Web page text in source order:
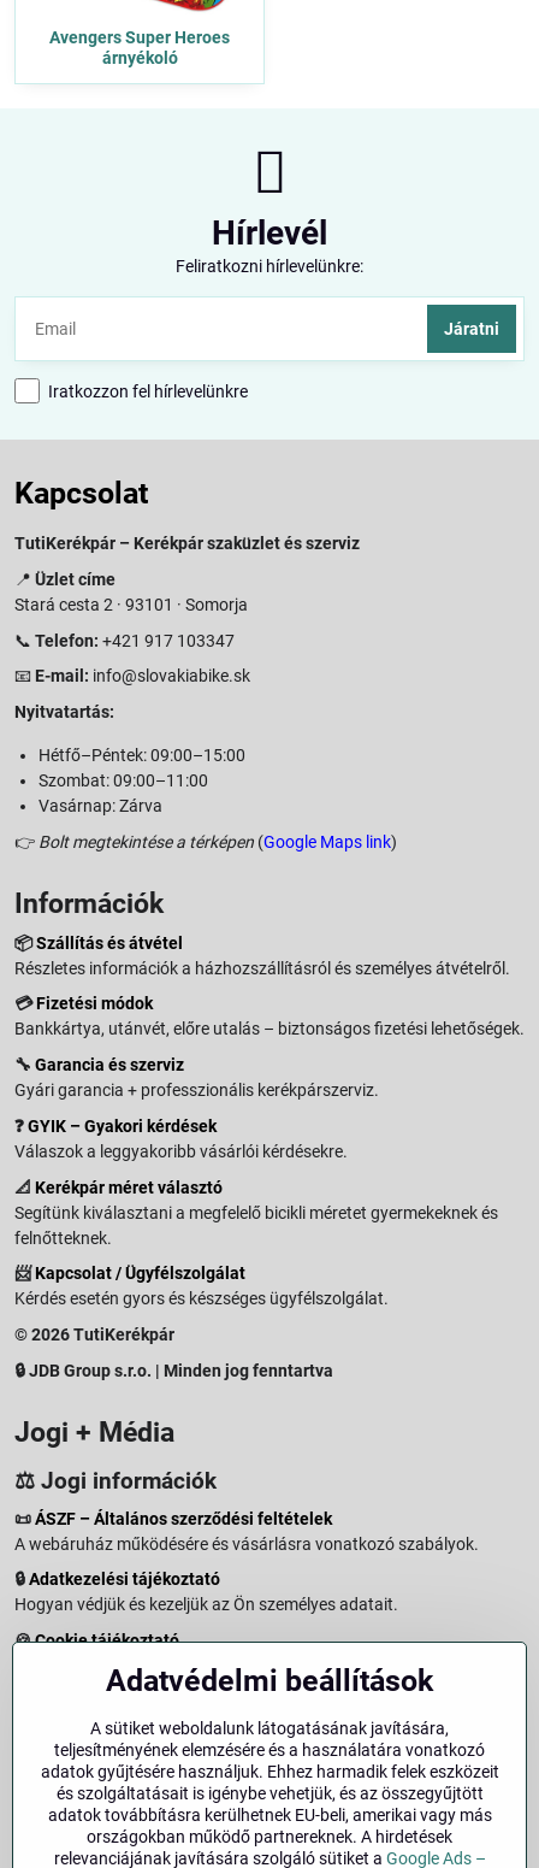
Avengers Super Heroes
árnyékoló
Hírlevél
Feliratkozni hírlevelünkre:
Járatni
Iratkozzon fel hírlevelünkre
Kapcsolat
TutiKerékpár – Kerékpár szaküzlet és szerviz
📍 Üzlet címe
Stará cesta 2 · 93101 · Somorja
📞 Telefon: +421 917 103347
📧 E-mail: info@slovakiabike.sk
Nyitvatartás:
Hétfő–Péntek: 09:00–15:00
Szombat: 09:00–11:00
Vasárnap: Zárva
👉 Bolt megtekintése a térképen (Google Maps link)
Információk
📦Szállítás és átvétel
Részletes információk a házhozszállításról és személyes átvételről.
💳Fizetési módok
Bankkártya, utánvét, előre utalás – biztonságos fizetési lehetőségek.
🔧 Garancia és szerviz
Gyári garancia + professzionális kerékpárszerviz.
❓GYIK – Gyakori kérdések
Válaszok a leggyakoribb vásárlói kérdésekre.
📐 Kerékpár méret választó
Segítünk kiválasztani a megfelelő bicikli méretet gyermekeknek és
felnőtteknek.
📨Kapcsolat / Ügyfélszolgálat
Kérdés esetén gyors és készséges ügyfélszolgálat.
© 2026 TutiKerékpár
🔒 JDB Group s.r.o. | Minden jog fenntartva
Jogi + Média
⚖️ Jogi információk
📜ÁSZF – Általános szerződési feltételek
A webáruház működésére és vásárlásra vonatkozó szabályok.
🔒Adatkezelési tájékoztató
Hogyan védjük és kezeljük az Ön személyes adatait.
🍪Cookie tájékoztató
A weboldalon használt sütikről és adatkezelésről.
Vásárlástól való elállás menete és feltételei.
Elállás a szerződéstől
Impresszum
Üzemeltetői adatok és jogi tudnivalók.
Adatvédelmi beállítások
A sütiket weboldalunk látogatásának javítására,
teljesítményének elemzésére és a használatára vonatkozó
adatok gyűjtésére használjuk. Ehhez harmadik felek eszközeit
és szolgáltatásait is igénybe vehetjük, és az összegyűjtött
adatok továbbításra kerülhetnek EU-beli, amerikai vagy más
országokban működő partnereknek. A hirdetések
relevanciájának javítására szolgáló sütiket a Google Ads –